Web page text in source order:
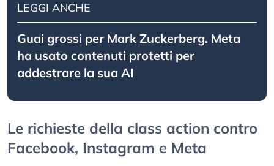
LEGGI ANCHE
Guai grossi per Mark Zuckerberg. Meta
ha usato contenuti protetti per
addestrare la sua AI
Le richieste della class action contro
Facebook, Instagram e Meta